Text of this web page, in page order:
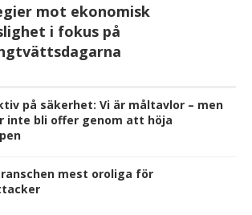
mot ekonomisk
i fokus på
på säkerhet: Vi är måltavlor – men
inte bli offer genom att höja
mest oroliga för